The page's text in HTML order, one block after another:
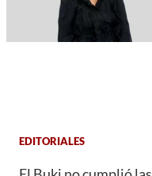
EDITORIALES